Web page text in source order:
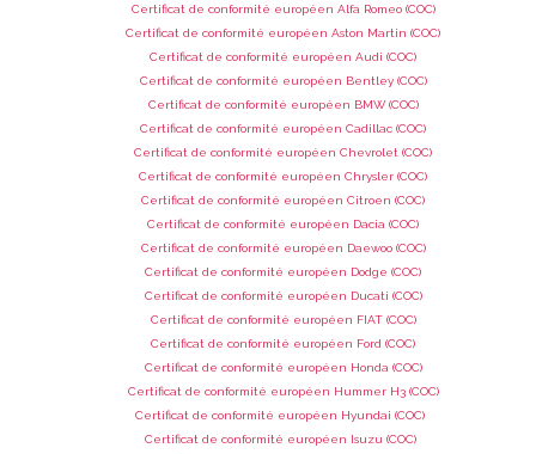
Certificat de conformité européen Alfa Romeo (COC)
Certificat de conformité européen Aston Martin (COC)
Certificat de conformité européen Audi (COC)
Certificat de conformité européen Bentley (COC)
Certificat de conformité européen BMW (COC)
Certificat de conformité européen Cadillac (COC)
Certificat de conformité européen Chevrolet (COC)
Certificat de conformité européen Chrysler (COC)
Certificat de conformité européen Citroen (COC)
Certificat de conformité européen Dacia (COC)
Certificat de conformité européen Daewoo (COC)
Certificat de conformité européen Dodge (COC)
Certificat de conformité européen Ducati (COC)
Certificat de conformité européen FIAT (COC)
Certificat de conformité européen Ford (COC)
Certificat de conformité européen Honda (COC)
Certificat de conformité européen Hummer H3 (COC)
Certificat de conformité européen Hyundai (COC)
Certificat de conformité européen Isuzu (COC)